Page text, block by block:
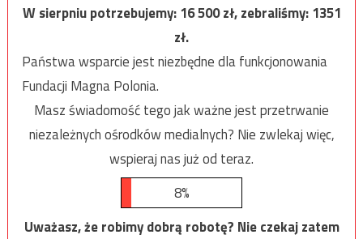
W sierpniu potrzebujemy:16 500zł, zebraliśmy:1351
zł.
Państwa wsparcie jest niezbędne dla funkcjonowania
Fundacji Magna Polonia.
Masz świadomość tego jak ważne jest przetrwanie
niezależnych ośrodków medialnych? Nie zwlekaj więc,
wspieraj nas już od teraz.
8%
Uważasz, że robimy dobrą robotę? Nie czekaj zatem